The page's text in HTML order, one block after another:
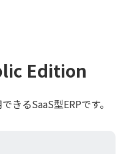
Edition
るSaaS型ERPです。